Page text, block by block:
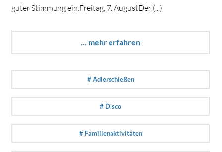
guter Stimmung ein.Freitag, 7. AugustDer (...)
... mehr erfahren
# Adlerschießen
# Disco
# Familienaktivitäten